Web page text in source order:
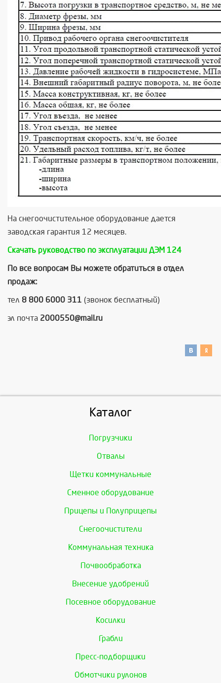
На снегоочистительное оборудование дается
заводская гарантия 12 месяцев.
Скачать руководство по эксплуатации ДЭМ 124
По все вопросам Вы можете обратиться в отдел
продаж:
тел 8 800 6000 311 (звонок бесплатный)
эл почта 2000550@mail.ru
Каталог
Погрузчики
Отвалы
Щетки коммунальные
Сменное оборудование
Прицепы и Полуприцепы
Снегоочистители
Коммунальная техника
Почвообработка
Внесение удобрений
Посевное оборудование
Косилки
Грабли
Пресс-подборщики
Обмотчики рулонов